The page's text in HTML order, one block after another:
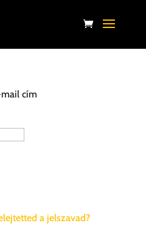
mail cím
a jelszavad?